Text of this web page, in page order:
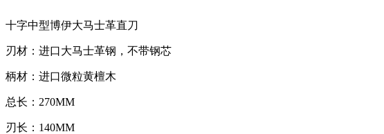
十字中型博伊大马士革直刀
刃材：进口大马士革钢，不带钢芯
柄材：进口微粒黄檀木
总长：270MM
刃长：140MM